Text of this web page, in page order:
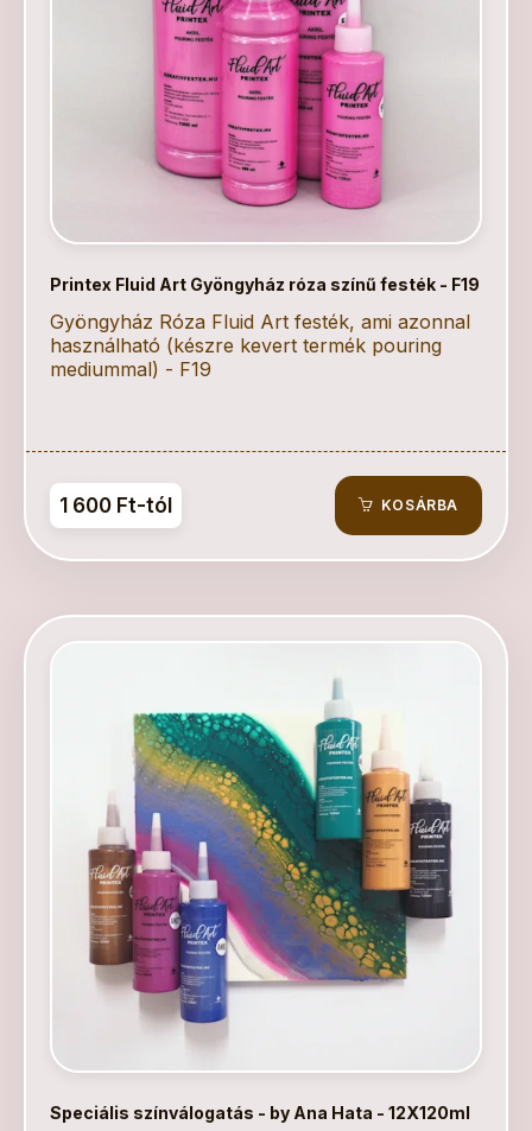
Printex Fluid Art Gyöngyház róza színű festék - F19
Gyöngyház Róza Fluid Art festék, ami azonnal
használható (készre kevert termék pouring
mediummal) - F19
1 600 Ft-tól KOSÁRBA
Speciális színválogatás - by Ana Hata - 12X120ml